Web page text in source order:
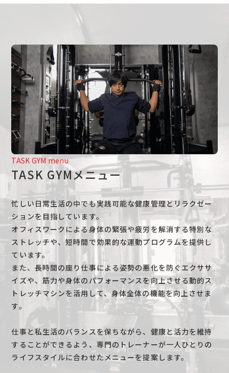
TASK GYM menu
TASK GYMメニュー
忙しい日常生活の中でも実践可能な健康管理とリラクゼー
ションを目指しています。
オフィスワークによる身体の緊張や疲労を解消する特別な
ストレッチや、短時間で効果的な運動プログラムを提供し
ています。
また、長時間の座り仕事による姿勢の悪化を防ぐエクササ
イズや、筋力や身体のパフォーマンスを向上させる動的ス
トレッチマシンを活用して、身体全体の機能を向上させま
す。
仕事と私生活のバランスを保ちながら、健康と活力を維持
することができるよう、専門のトレーナーが一人ひとりの
ライフスタイルに合わせたメニューを提案します。